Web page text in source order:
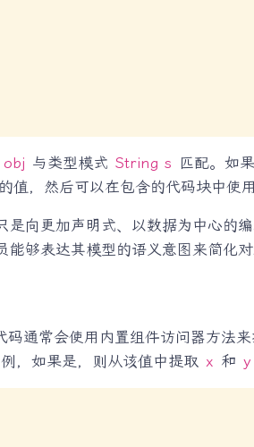
obj 与类型模式 String s 匹配。如
值，然后可以在包含的代码块中使用
向更加声明式、以数据为中心的
够表达其模型的语义意图来简化对
通常会使用内置组件访问器方法
，如果是，则从该值中提取 x 和 y